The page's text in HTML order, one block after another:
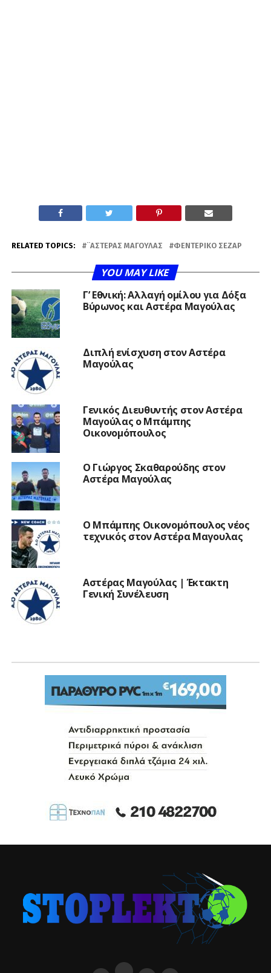
RELATED TOPICS: ¨ΑΣΤΈΡΑΣ ΜΑΓΟΎΛΑΣ ΦΕΝΤΕΡΊΚΟ ΣΈΖΑΡ
YOU MAY LIKE
Γ’ Εθνική: Αλλαγή ομίλου για Δόξα
Βύρωνος και Αστέρα Μαγούλας
Διπλή ενίσχυση στον Αστέρα
Μαγούλας
Γενικός Διευθυντής στον Αστέρα
Μαγούλας ο Μπάμπης
Οικονομόπουλος
Ο Γιώργος Σκαθαρούδης στον
Αστέρα Μαγούλας
Ο Μπάμπης Οικονομόπουλος νέος
τεχνικός στον Αστέρα Μαγουλας
Αστέρας Μαγούλας | Έκτακτη
Γενική Συνέλευση